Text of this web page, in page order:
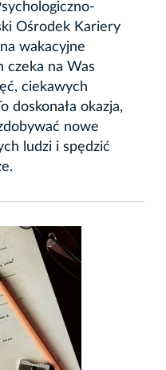
Ośrodek Kariery
wakacyjne
czeka na Was
ciekawych
doskonała okazja,
nowe
ludzi i spędzić